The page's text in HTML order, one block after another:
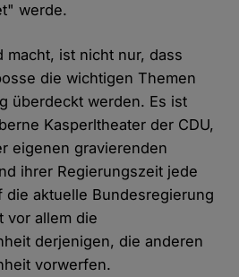
werde.
macht, ist nicht nur, dass
die wichtigen Themen
überdeckt werden. Es ist
Kasperltheater der CDU,
eigenen gravierenden
ihrer Regierungszeit jede
die aktuelle Bundesregierung
vor allem die
derjenigen, die anderen
vorwerfen.